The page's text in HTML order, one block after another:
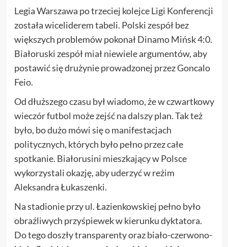
Legia Warszawa po trzeciej kolejce Ligi Konferencji
została wiceliderem tabeli. Polski zespół bez
większych problemów pokonał Dinamo Mińsk 4:0.
Białoruski zespół miał niewiele argumentów, aby
postawić się drużynie prowadzonej przez Goncalo
Feio.
Od dłuższego czasu był wiadomo, że w czwartkowy
wieczór futbol może zejść na dalszy plan. Tak też
było, bo dużo mówi się o manifestacjach
politycznych, których było pełno przez całe
spotkanie. Białorusini mieszkający w Polsce
wykorzystali okazję, aby uderzyć w reżim
Aleksandra Łukaszenki.
Na stadionie przy ul. Łazienkowskiej pełno było
obraźliwych przyśpiewek w kierunku dyktatora.
Do tego doszły transparenty oraz biało-czerwono-